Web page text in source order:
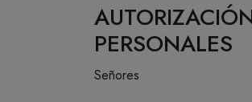
PERSONALES
Señores